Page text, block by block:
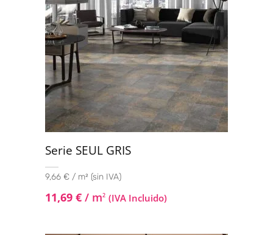
Serie SEUL GRIS
9,66 € / m² (sin IVA)
11,69 € / m2 (IVA Incluido)